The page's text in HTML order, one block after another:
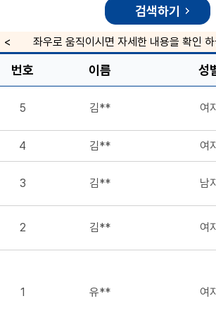
좌우로 움직이시면 자세한 내용을 확인
번호 이름 성
5 김** 여
4 김** 여
3 김** 남
2 김** 여
1 유** 여